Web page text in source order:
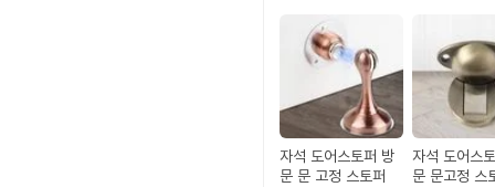
자석 도어스토퍼 방
문 문 고정 스토퍼
자석 도어스
문 문고정 스